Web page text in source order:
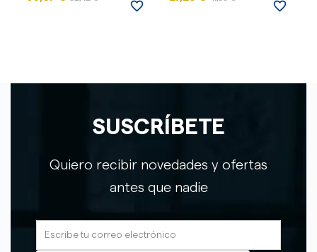
favorite_border favorite_border
SUSCRÍBETE
Quiero recibir novedades y ofertas
antes que nadie